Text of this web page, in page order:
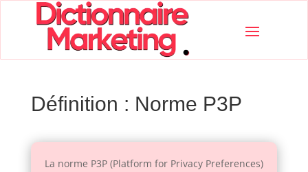
Définition : Norme P3P
La norme P3P (Platform for Privacy Preferences)